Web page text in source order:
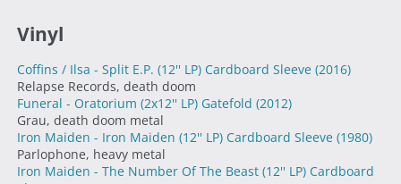
Vinyl
Coffins / Ilsa - Split E.P. (12'' LP) Cardboard Sleeve (2016)
Relapse Records, death doom
Funeral - Oratorium (2x12'' LP) Gatefold (2012)
Grau, death doom metal
Iron Maiden - Iron Maiden (12'' LP) Cardboard Sleeve (1980)
Parlophone, heavy metal
Iron Maiden - The Number Of The Beast (12'' LP) Cardboard